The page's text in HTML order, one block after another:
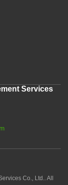
Services
Co., Ltd.. All